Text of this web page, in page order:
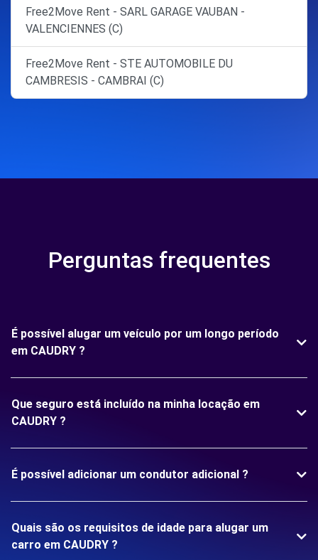
Free2Move Rent - SARL GARAGE VAUBAN -
VALENCIENNES (C)
Free2Move Rent - STE AUTOMOBILE DU
CAMBRESIS - CAMBRAI (C)
Perguntas frequentes
É possível alugar um veículo por um longo período
em CAUDRY ?
Que seguro está incluído na minha locação em
CAUDRY ?
É possível adicionar um condutor adicional ?
Quais são os requisitos de idade para alugar um
carro em CAUDRY ?